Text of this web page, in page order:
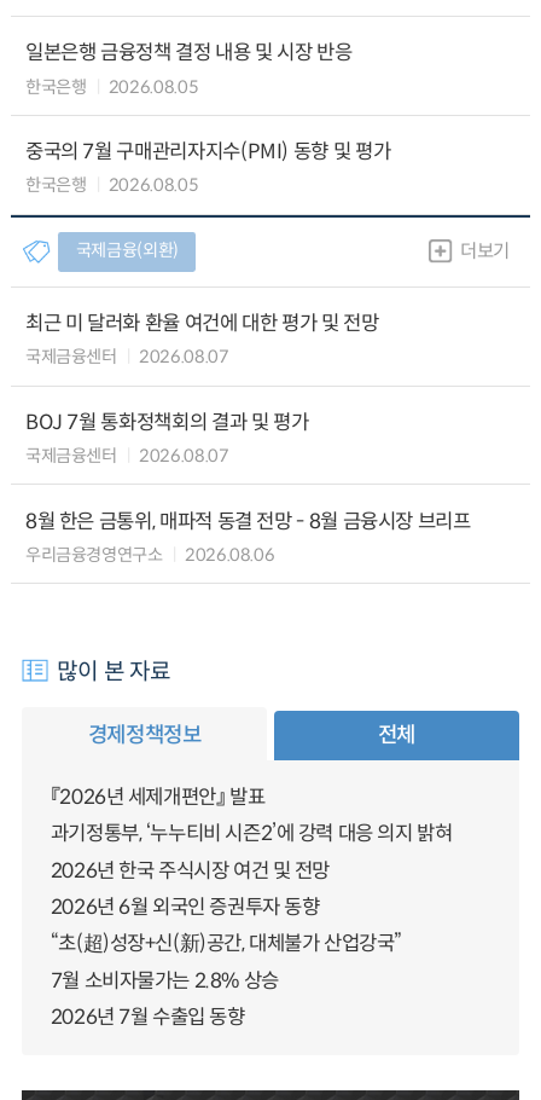
일본은행 금융정책 결정 내용 및 시장 반응
한국은행 2026.08.05
중국의 7월 구매관리자지수(PMI) 동향 및 평가
한국은행 2026.08.05
국제금융(외환) 더보기
최근 미 달러화 환율 여건에 대한 평가 및 전망
국제금융센터 2026.08.07
BOJ 7월 통화정책회의 결과 및 평가
국제금융센터 2026.08.07
8월 한은 금통위, 매파적 동결 전망 - 8월 금융시장 브리프
우리금융경영연구소 2026.08.06
많이 본 자료
경제정책정보 전체
『2026년 세제개편안』 발표
과기정통부, ‘누누티비 시즌2’에 강력 대응 의지 밝혀
2026년 한국 주식시장 여건 및 전망
2026년 6월 외국인 증권투자 동향
“초(超)성장+신(新)공간, 대체불가 산업강국”
7월 소비자물가는 2.8% 상승
2026년 7월 수출입 동향